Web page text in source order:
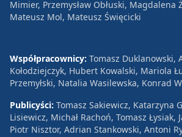
Mimier, Przemysław Obłuski, Magdalena
Mateusz Mol, Mateusz Święcicki
Współpracownicy: Tomasz Duklanowski,
Kołodziejczyk, Hubert Kowalski, Mariola
Przemyłski, Natalia Wasilewska, Konrad
Publicyści: Tomasz Sakiewicz, Katarzyna
Lisiewicz, Michał Rachoń, Tomasz Łysiak,
Piotr Nisztor, Adrian Stankowski, Antoni